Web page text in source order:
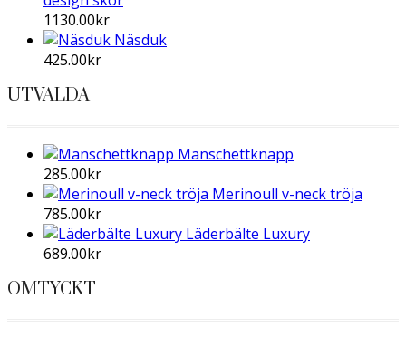
1130.00kr
Näsduk
425.00kr
UTVALDA
Manschettknapp
285.00kr
Merinoull v-neck tröja
785.00kr
Läderbälte Luxury
689.00kr
OMTYCKT